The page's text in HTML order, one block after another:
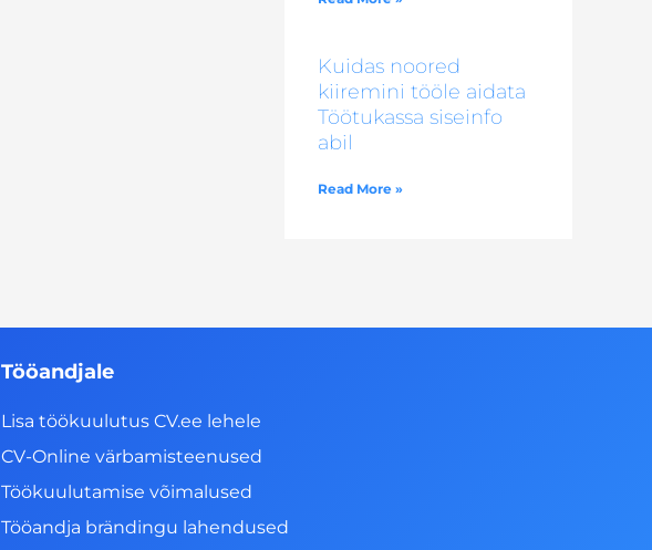
Kuidas noored
kiiremini tööle aidata
Töötukassa siseinfo
abil
Read More »
Tööandjale
Lisa töökuulutus CV.ee lehele
CV-Online värbamisteenused
Töökuulutamise võimalused
Tööandja brändingu lahendused